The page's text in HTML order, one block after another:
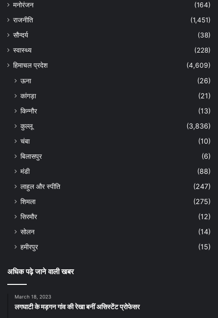
मनोरंजन
(164)
राजनीति
(1,451)
सौन्दर्य
(38)
स्वास्थ्य
(228)
हिमाचल प्रदेश
(4,609)
ऊना
(26)
कांगड़ा
(21)
किन्नौर
(13)
कुल्लू
(3,836)
चंबा
(10)
बिलासपुर
(6)
मंडी
(88)
लाहुल और स्पीति
(247)
शिमला
(275)
सिरमौर
(12)
सोलन
(14)
हमीरपुर
(15)
अधिक पढ़े जाने वाली खबर
March 18, 2023
लगघाटी के मड़गन गांव की रेखा बनीं असिस्टेंट प्रोफेसर